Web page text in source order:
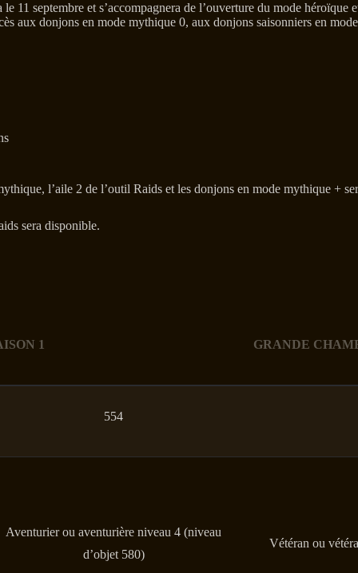
11 septembre et s’accompagnera de l’ouverture du mode héroïque
aux donjons en mode mythique 0, aux donjons saisonniers en
l’aile 2 de l’outil Raids et les donjons en mode mythique +
sera disponible.
1 GRANDE
554
Aventurier ou aventurière niveau 4 (niveau
d’objet 580)
Vétéran ou